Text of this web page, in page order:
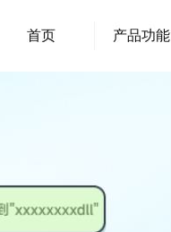
首页 产品功能